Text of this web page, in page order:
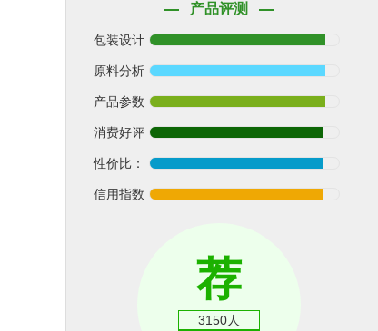
产品评测
包装设计
原料分析
产品参数
消费好评
性价比：
信用指数
荐
3150人